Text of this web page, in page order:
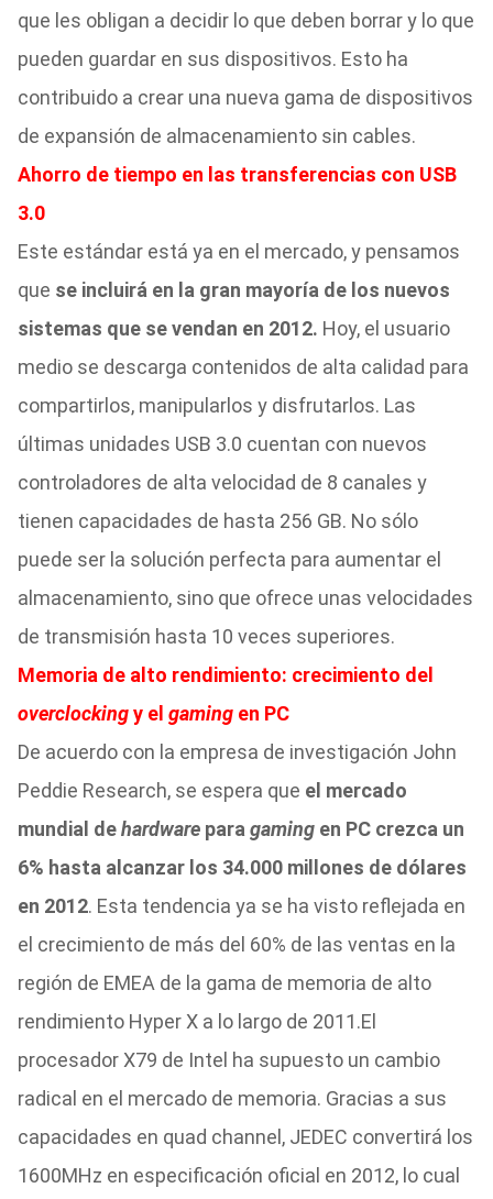
que les obligan a decidir lo que deben borrar y lo que
pueden guardar en sus dispositivos. Esto ha
contribuido a crear una nueva gama de dispositivos
de expansión de almacenamiento sin cables.
Ahorro de tiempo en las transferencias con USB
3.0
Este estándar está ya en el mercado, y pensamos
que se incluirá en la gran mayoría de los nuevos
sistemas que se vendan en 2012. Hoy, el usuario
medio se descarga contenidos de alta calidad para
compartirlos, manipularlos y disfrutarlos. Las
últimas unidades USB 3.0 cuentan con nuevos
controladores de alta velocidad de 8 canales y
tienen capacidades de hasta 256 GB. No sólo
puede ser la solución perfecta para aumentar el
almacenamiento, sino que ofrece unas velocidades
de transmisión hasta 10 veces superiores.
Memoria de alto rendimiento: crecimiento del
overclockingy el gamingen PC
De acuerdo con la empresa de investigación John
Peddie Research, se espera que el mercado
mundial dehardwarepara gamingen PC crezca un
6% hasta alcanzar los 34.000 millones de dólares
en 2012. Esta tendencia ya se ha visto reflejada en
el crecimiento de más del 60% de las ventas en la
región de EMEA de la gama de memoria de alto
rendimiento Hyper X a lo largo de 2011.El
procesador X79 de Intel ha supuesto un cambio
radical en el mercado de memoria. Gracias a sus
capacidades en quad channel, JEDEC convertirá los
1600MHz en especificación oficial en 2012, lo cual